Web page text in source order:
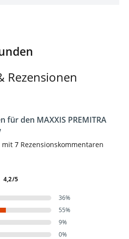
Rezensionen
für den MAXXIS PREMITRA
mit 7 Rezensionskommentaren
4,2/5
36%
55%
9%
0%